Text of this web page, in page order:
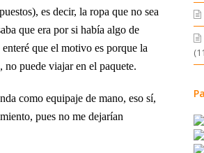
es decir, la ropa que no sea
que era por si había algo de
que el motivo es porque la
no puede viajar en el paquete.
como equipaje de mano, eso sí,
pues no me dejarían